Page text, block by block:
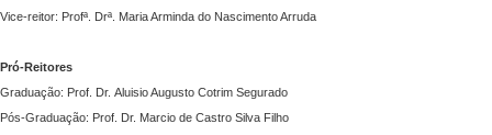
Vice-reitor: Profª. Drª. Maria Arminda do Nascimento Arruda
Pró-Reitores
Graduação: Prof. Dr. Aluisio Augusto Cotrim Segurado
Pós-Graduação: Prof. Dr. Marcio de Castro Silva Filho